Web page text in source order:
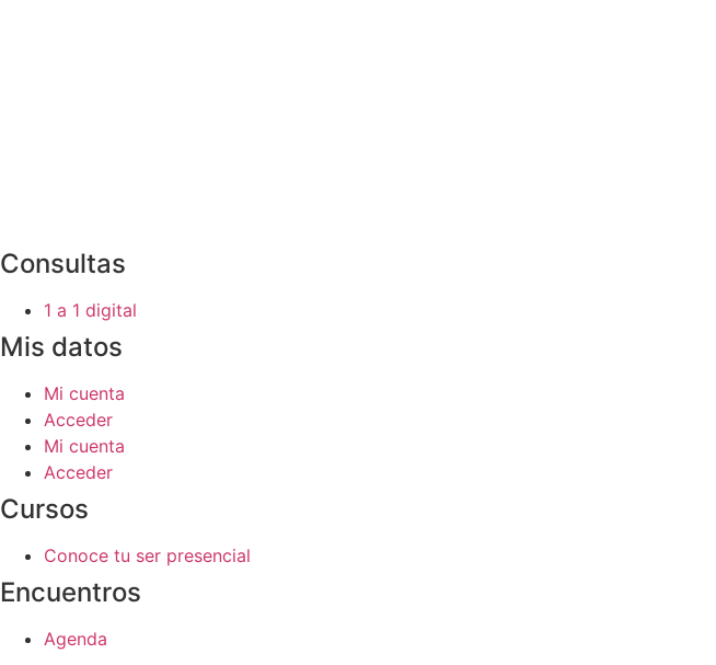
Consultas
1 a 1 digital
Mis datos
Mi cuenta
Acceder
Mi cuenta
Acceder
Cursos
Conoce tu ser presencial
Encuentros
Agenda